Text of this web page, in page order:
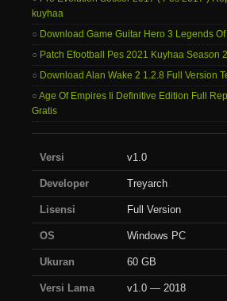
kuyhaa
Download Game Guitar Hero 3 Legends
Patch Efootball Pes 2021 Kuyhaa Season
Download Alan Wake 2 1.2.8 Full Version
Age Of Empires Ii Definitive Edition Full
Gratis
Versi v1.0
Developer Treyarch
Lisensi Full Version
OS Windows PC
Ukuran 60 GB
Versi Lama v1.0 — 2018